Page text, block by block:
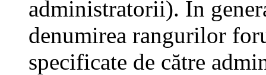
administratorii). În
denumirea rangurilor
specificate de către